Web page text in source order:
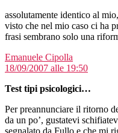
assolutamente identico al
visto che nel mio caso ci ha
frasi sembrano solo una
Emanuele Cipolla
18/09/2007 alle 19:50
Test tipi psicologici…
Per preannunciare il ritorno
da un po’, gustatevi
segnalato da Fullo e che mi